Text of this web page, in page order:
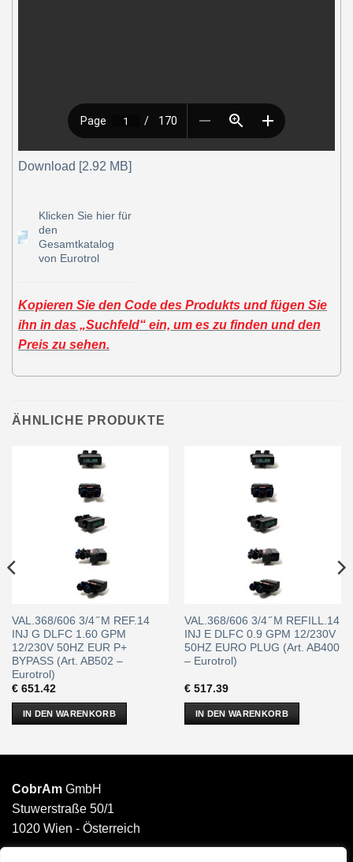
Download [2.92 MB]
Klicken Sie hier für
den
Gesamtkatalog
von Eurotrol
Kopieren Sie den Code des Produkts und fügen Sie
ihn in das „Suchfeld“ ein, um es zu finden und den
Preis zu sehen.
ÄHNLICHE PRODUKTE
VAL.368/606 3/4 ̋ M REF.14
INJ G DLFC 1.60 GPM
12/230V 50HZ EUR P+
BYPASS (Art. AB502 –
Eurotrol)
€651.42
IN DEN WARENKORB
VAL.368/606 3/4 ̋ M REFILL.14
INJ E DLFC 0.9 GPM 12/230V
50HZ EURO PLUG (Art. AB400
– Eurotrol)
€517.39
IN DEN WARENKORB
CobrAm GmbH
Stuwerstraße 50/1
1020 Wien - Österreich
______________________